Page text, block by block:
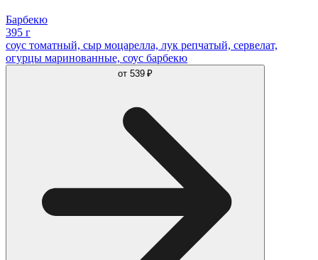
Барбекю
395 г
соус томатный, сыр моцарелла, лук репчатый, сервелат,
огурцы маринованные, соус барбекю
от 539 ₽